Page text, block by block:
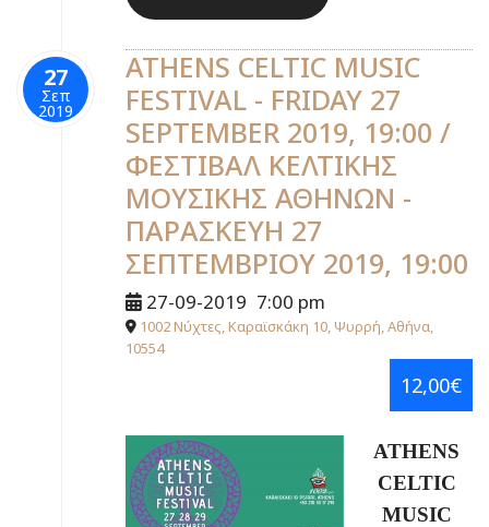
27
Σεπ
2019
ATHENS CELTIC MUSIC
FESTIVAL - FRIDAY 27
SEPTEMBER 2019, 19:00 /
ΦΕΣΤΙΒΑΛ ΚΕΛΤΙΚΗΣ
ΜΟΥΣΙΚΗΣ ΑΘΗΝΩΝ -
ΠΑΡΑΣΚΕΥΗ 27
ΣΕΠΤΕΜΒΡΙΟΥ 2019, 19:00
27-09-2019 7:00 pm
1002 Νύχτες, Καραϊσκάκη 10, Ψυρρή, Αθήνα,
10554
12,00€
ATHENS
CELTIC
MUSIC